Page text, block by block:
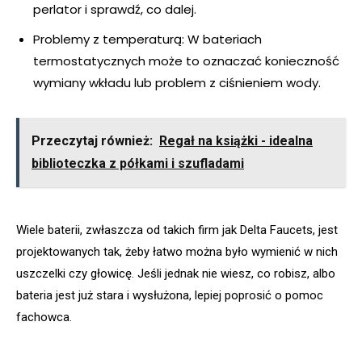
perlator i sprawdź, co dalej.
Problemy z temperaturą: W bateriach
termostatycznych może to oznaczać konieczność
wymiany wkładu lub problem z ciśnieniem wody.
Przeczytaj również: Regał na książki - idealna
biblioteczka z półkami i szufladami
Wiele baterii, zwłaszcza od takich firm jak Delta Faucets, jest
projektowanych tak, żeby łatwo można było wymienić w nich
uszczelki czy głowicę. Jeśli jednak nie wiesz, co robisz, albo
bateria jest już stara i wysłużona, lepiej poprosić o pomoc
fachowca.